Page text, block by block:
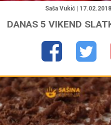
Saša Vukić |
DANAS 5 VIKEND